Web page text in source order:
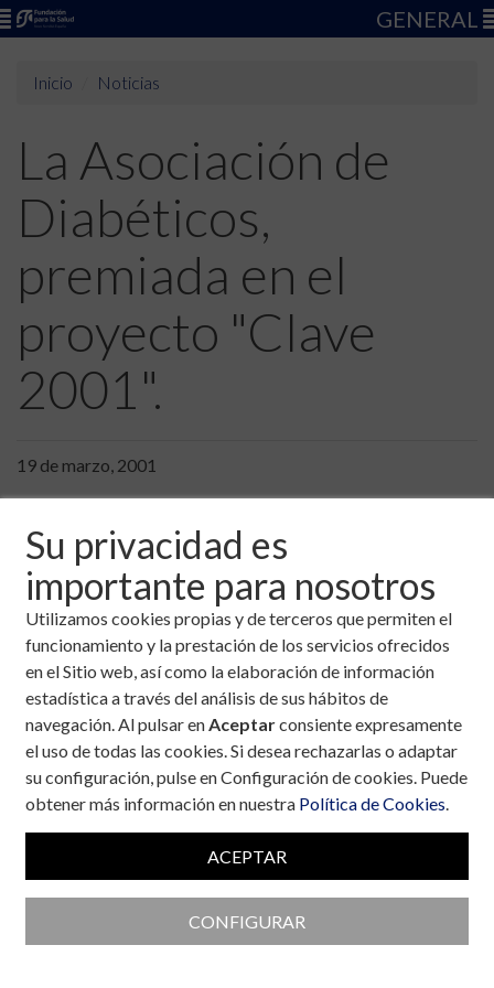
Su privacidad es
importante para nosotros
Utilizamos cookies propias y de terceros que permiten el
funcionamiento y la prestación de los servicios ofrecidos
en el Sitio web, así como la elaboración de información
estadística a través del análisis de sus hábitos de
navegación. Al pulsar enAceptarconsiente expresamente
el uso de todas las cookies. Si desea rechazarlas o adaptar
su configuración, pulse en Configuración de cookies. Puede
obtener más información en nuestra Política de Cookies.
ACEPTAR
CONFIGURAR
GENERAL
Inicio Noticias
La Asociación de
Diabéticos,
premiada en el
proyecto "Clave
2001".
19 de marzo, 2001
pdf)
Colaboran con la Fundación